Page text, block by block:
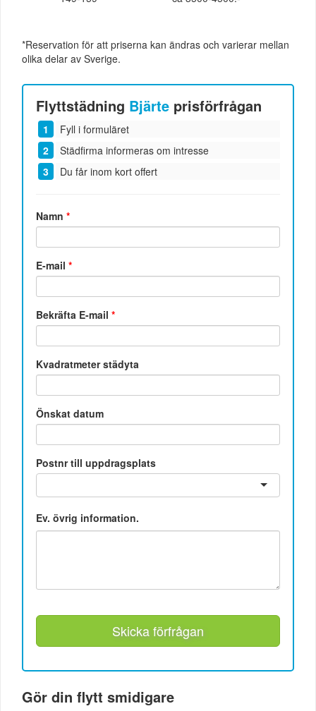
*Reservation för att priserna kan ändras och varierar mellan
olika delar av Sverige.
Flyttstädning Bjärte prisförfrågan
Fyll i formuläret
Städfirma informeras om intresse
Du får inom kort offert
Namn*
E-mail*
Bekräfta E-mail*
Kvadratmeter städyta
Önskat datum
Postnr till uppdragsplats
Ev. övrig information.
Skicka förfrågan
Gör din flytt smidigare